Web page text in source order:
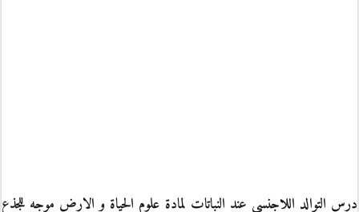
درس التوالد اللاجنسي عند النباتات لمادة علوم الحياة و الارض موجه للجذع